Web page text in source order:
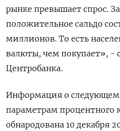
рынке превышает спрос.
положительное сальдо
миллионов. То есть
валюты, чем покупает», -
Центробанка.
Информация о
параметрам процентного
обнародована 10 декабря